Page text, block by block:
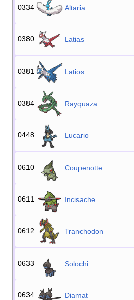
0334 Altaria
0380 Latias
0381 Latios
0384 Rayquaza
0448 Lucario
0610 Coupenotte
0611 Incisache
0612 Tranchodon
0633 Solochi
0634 Diamat